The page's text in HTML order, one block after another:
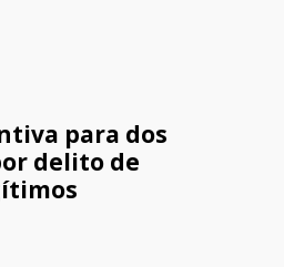
para dos
delito de